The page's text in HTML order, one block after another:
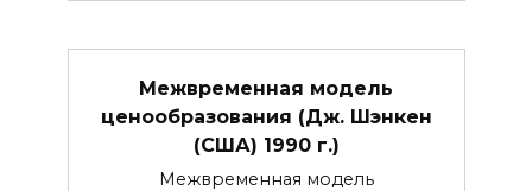
Межвременная модель
ценообразования (Дж. Шэнкен
(США) 1990 г.)
Межвременная модель